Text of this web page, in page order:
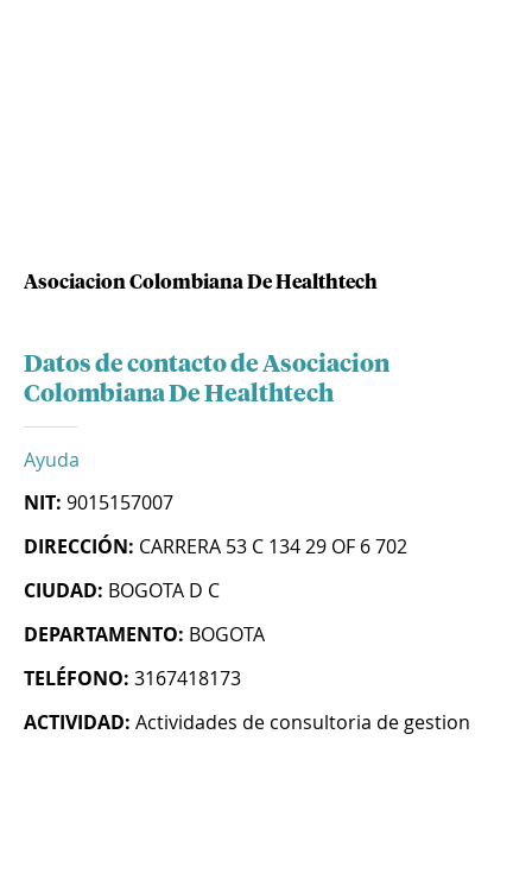
Asociacion Colombiana De Healthtech
Datos de contacto de Asociacion
Colombiana De Healthtech
Ayuda
NIT: 9015157007
DIRECCIÓN: CARRERA 53 C 134 29 OF 6 702
CIUDAD: BOGOTA D C
DEPARTAMENTO: BOGOTA
TELÉFONO: 3167418173
ACTIVIDAD: Actividades de consultoria de gestion